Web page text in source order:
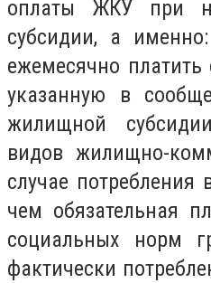
оплаты ЖКУ при
субсидии, а
ежемесячно платить
указанную в
жилищной
видов жилищно-
случае
чем обязательная
социальных норм
фактически